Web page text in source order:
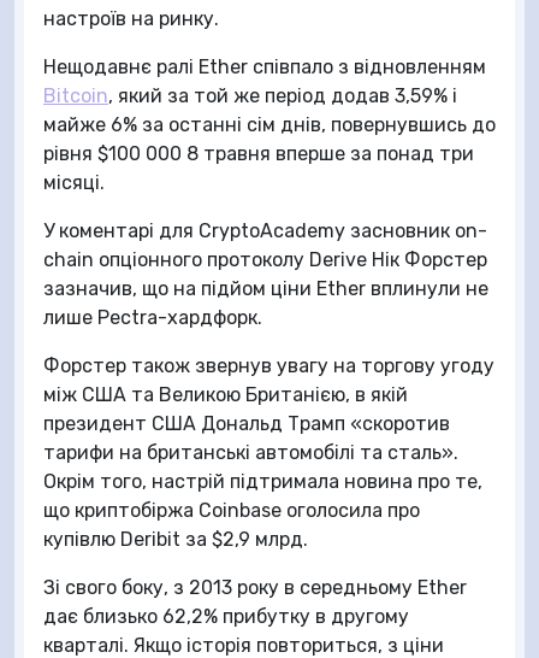
настроїв на ринку.
Нещодавнє ралі Ether співпало з відновленням
Bitcoin, який за той же період додав 3,59% і
майже 6% за останні сім днів, повернувшись до
рівня $100 000 8 травня вперше за понад три
місяці.
У коментарі для CryptoAcademy засновник on-
chain опціонного протоколу Derive Нік Форстер
зазначив, що на підйом ціни Ether вплинули не
лише Pectra-хардфорк.
Форстер також звернув увагу на торгову угоду
між США та Великою Британією, в якій
президент США Дональд Трамп «скоротив
тарифи на британські автомобілі та сталь».
Окрім того, настрій підтримала новина про те,
що криптобіржа Coinbase оголосила про
купівлю Deribit за $2,9 млрд.
Зі свого боку, з 2013 року в середньому Ether
дає близько 62,2% прибутку в другому
кварталі. Якщо історія повториться, з ціни